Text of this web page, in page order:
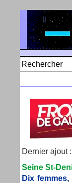
Dernier ajout
Seine St-
Dix